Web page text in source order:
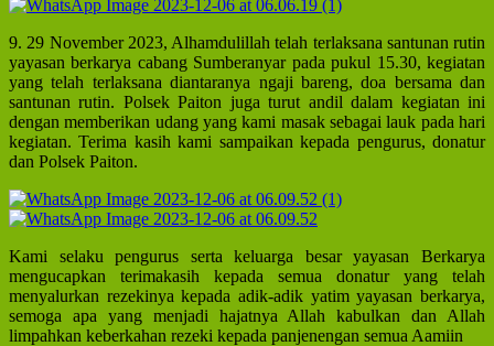
9. 29 November 2023, Alhamdulillah telah terlaksana santunan rutin
yayasan berkarya cabang Sumberanyar pada pukul 15.30, kegiatan
yang telah terlaksana diantaranya ngaji bareng, doa bersama dan
santunan rutin. Polsek Paiton juga turut andil dalam kegiatan ini
dengan memberikan udang yang kami masak sebagai lauk pada hari
kegiatan. Terima kasih kami sampaikan kepada pengurus, donatur
dan Polsek Paiton.
Kami selaku pengurus serta keluarga besar yayasan Berkarya
mengucapkan terimakasih kepada semua donatur yang telah
menyalurkan rezekinya kepada adik-adik yatim yayasan berkarya,
semoga apa yang menjadi hajatnya Allah kabulkan dan Allah
limpahkan keberkahan rezeki kepada panjenengan semua Aamiin